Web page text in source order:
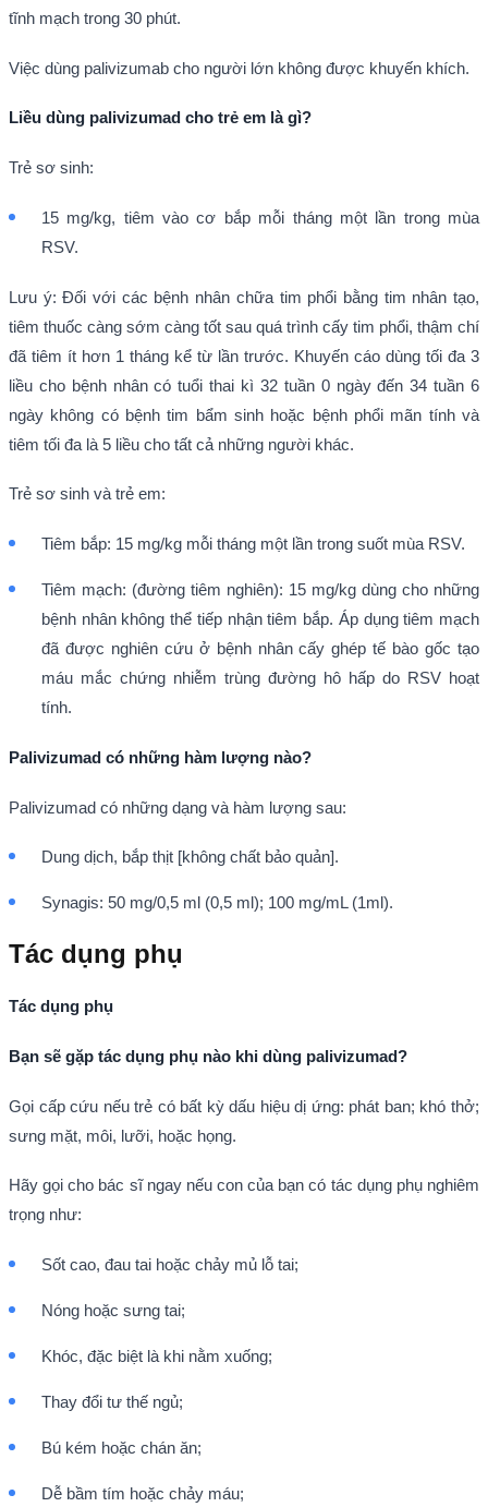
tĩnh mạch trong 30 phút.
Việc dùng palivizumab cho người lớn không được khuyến khích.
Liều dùng palivizumad cho trẻ em là gì?
Trẻ sơ sinh:
15 mg/kg, tiêm vào cơ bắp mỗi tháng một lần trong mùa
RSV.
Lưu ý: Đối với các bệnh nhân chữa tim phổi bằng tim nhân tạo,
tiêm thuốc càng sớm càng tốt sau quá trình cấy tim phổi, thậm chí
đã tiêm ít hơn 1 tháng kể từ lần trước. Khuyến cáo dùng tối đa 3
liều cho bệnh nhân có tuổi thai kì 32 tuần 0 ngày đến 34 tuần 6
ngày không có bệnh tim bẩm sinh hoặc bệnh phổi mãn tính và
tiêm tối đa là 5 liều cho tất cả những người khác.
Trẻ sơ sinh và trẻ em:
Tiêm bắp: 15 mg/kg mỗi tháng một lần trong suốt mùa RSV.
Tiêm mạch: (đường tiêm nghiên): 15 mg/kg dùng cho những
bệnh nhân không thể tiếp nhận tiêm bắp. Áp dụng tiêm mạch
đã được nghiên cứu ở bệnh nhân cấy ghép tế bào gốc tạo
máu mắc chứng nhiễm trùng đường hô hấp do RSV hoạt
tính.
Palivizumad có những hàm lượng nào?
Palivizumad có những dạng và hàm lượng sau:
Dung dịch, bắp thịt [không chất bảo quản].
Synagis: 50 mg/0,5 ml (0,5 ml); 100 mg/mL (1ml).
Tác dụng phụ
Tác dụng phụ
Bạn sẽ gặp tác dụng phụ nào khi dùng palivizumad?
Gọi cấp cứu nếu trẻ có bất kỳ dấu hiệu dị ứng: phát ban; khó thở;
sưng mặt, môi, lưỡi, hoặc họng.
Hãy gọi cho bác sĩ ngay nếu con của bạn có tác dụng phụ nghiêm
trọng như:
Sốt cao, đau tai hoặc chảy mủ lỗ tai;
Nóng hoặc sưng tai;
Khóc, đặc biệt là khi nằm xuống;
Thay đổi tư thế ngủ;
Bú kém hoặc chán ăn;
Dễ bầm tím hoặc chảy máu;